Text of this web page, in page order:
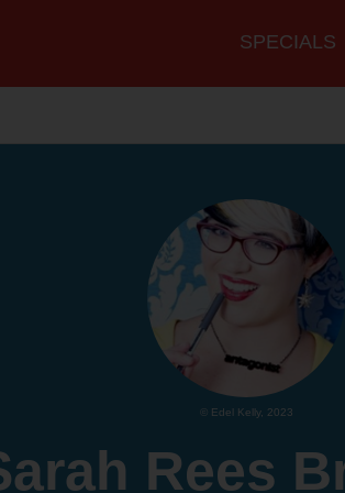
Hauptmenü
SPECIALS
© Edel Kelly, 2023
Rees